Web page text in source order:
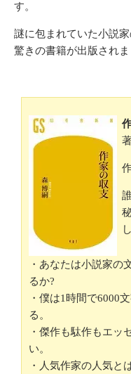
す。
謎に包まれていた小説
驚きの書籍が出版されま
・あなたは小説家の
るか?
・僕は1時間で6000
る。
・傑作も駄作もエッ
い。
・人気作家の人気と